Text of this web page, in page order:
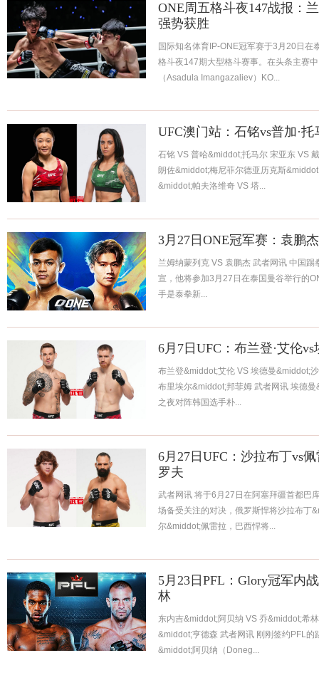
ONE周五格斗夜147战报：
强势获胜
国际知名体育IP-ONE冠军赛于3月20日在
格斗夜147期大型格斗赛事。在头条主赛
（Asadula Imangazaliev）KO...
UFC澳门站：石铭vs普加·托
石铭 VS 普哈&middot;托马尔 宋亚东 VS
朗佐&middot;梅尼菲尔德亚历克斯
&middot;帕夫洛维奇 VS 塔...
3月27日ONE冠军赛：袁鹏
兰姆纳蒙列克 VS 袁鹏杰 武者网讯 中国
宣，他将参加3月27日在泰国曼谷举行的
手是泰拳新...
6月7日UFC：布兰登·艾伦vs
布兰登&middot;艾伦 VS 埃德曼&middot;
布里埃尔&middot;邦菲姆 武者网讯 埃德
之夜对阵韩国选手朴...
6月27日UFC：沙拉布丁vs
罗夫
武者网讯 将于6月27日在阿塞拜疆首都巴
场备受关注的对决，俄罗斯悍将沙拉布丁
尔&middot;佩雷拉，巴西悍将...
5月23日PFL：Glory冠军内
林
东内吉&middot;阿贝纳 VS 乔&middot;希
&middot;亨德森 武者网讯 刚刚签约PFL
&middot;阿贝纳（Doneg...